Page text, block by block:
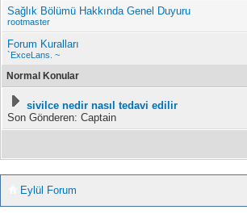
Sağlık Bölümü Hakkında Genel Duyuru
rootmaster
Forum Kuralları
`ExceLans. ~
Normal Konular
sivilce nedir nasıl tedavi edilir
Son Gönderen: Captain
Eylül Forum